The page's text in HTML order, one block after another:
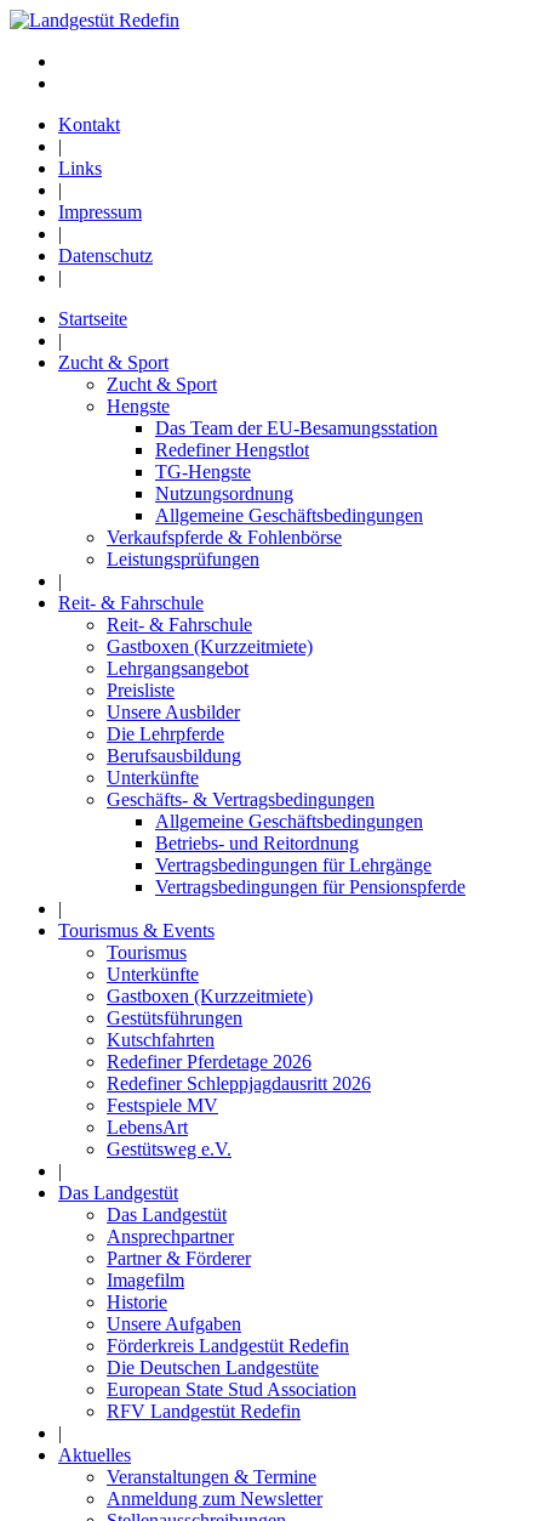
Kontakt
|
Links
|
Impressum
|
Datenschutz
|
Startseite
|
Zucht & Sport
Zucht & Sport
Hengste
Das Team der EU-Besamungsstation
Redefiner Hengstlot
TG-Hengste
Nutzungsordnung
Allgemeine Geschäftsbedingungen
Verkaufspferde & Fohlenbörse
Leistungsprüfungen
|
Reit- & Fahrschule
Reit- & Fahrschule
Gastboxen (Kurzzeitmiete)
Lehrgangsangebot
Preisliste
Unsere Ausbilder
Die Lehrpferde
Berufsausbildung
Unterkünfte
Geschäfts- & Vertragsbedingungen
Allgemeine Geschäftsbedingungen
Betriebs- und Reitordnung
Vertragsbedingungen für Lehrgänge
Vertragsbedingungen für Pensionspferde
|
Tourismus & Events
Tourismus
Unterkünfte
Gastboxen (Kurzzeitmiete)
Gestütsführungen
Kutschfahrten
Redefiner Pferdetage 2026
Redefiner Schleppjagdausritt 2026
Festspiele MV
LebensArt
Gestütsweg e.V.
|
Das Landgestüt
Das Landgestüt
Ansprechpartner
Partner & Förderer
Imagefilm
Historie
Unsere Aufgaben
Förderkreis Landgestüt Redefin
Die Deutschen Landgestüte
European State Stud Association
RFV Landgestüt Redefin
|
Aktuelles
Veranstaltungen & Termine
Anmeldung zum Newsletter